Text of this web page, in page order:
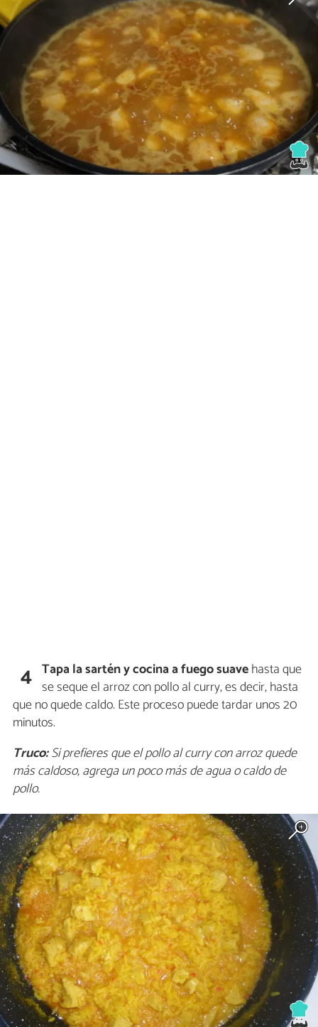
4 Tapa la sartén y cocina a fuego suavehasta que
se seque el arroz con pollo al curry, es decir, hasta
que no quede caldo. Este proceso puede tardar unos 20
minutos.
Truco:Si prefieres que el pollo al curry con arroz quede
más caldoso, agrega un poco más de agua o caldo de
pollo.